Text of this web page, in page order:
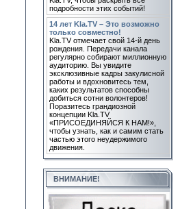
подробности этих событий!
14 лет Kla.TV – Это возможно
только совместно!
Kla.TV отмечает свой 14-й день
рождения. Передачи канала
регулярно собирают миллионную
аудиторию. Вы увидите
эксклюзивные кадры закулисной
работы и вдохновитесь тем,
каких результатов способны
добиться сотни волонтеров!
Поразитесь грандиозной
концепции Kla.TV
«ПРИСОЕДИНЯЙСЯ К НАМ!»,
чтобы узнать, как и самим стать
частью этого неудержимого
движения.
ВНИМАНИЕ!